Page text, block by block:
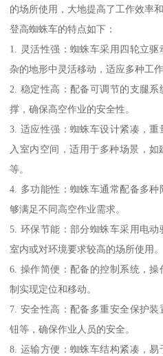
的场所使用，大地提高了工作效率和
登高蜘蛛车的特点如下：
1. 灵活性强：蜘蛛车采用四轮立
杂的地形中灵活移动，适应多种工作
2. 稳定性高：配备可调节的支腿
撑，确保高空作业的安全性。
3. 适应性强：蜘蛛车设计紧凑，
入室内空间，适用于多种场景，
等。
4. 多功能性：蜘蛛车通常配备多
够满足不同高空作业需求。
5. 环保节能：部分蜘蛛车采用电
室内或对环境要求较高的场所使用。
6. 操作简便：配备的控制系统，
制实现定位和移动。
7. 安全性高：配备多重安全保护
钮等，确保作业人员的安全。
8. 运输方便：蜘蛛车结构紧凑，